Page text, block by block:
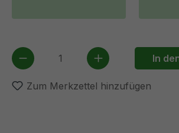
Produkt Anzahl: Gib den
In
Zum Merkzettel hinzufügen